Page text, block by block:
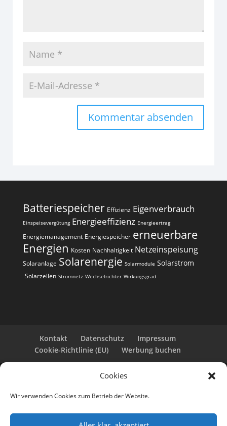
Cookies
Wir verwenden Cookies zum Betrieb der Website.
Batteriespeicher Effizienz Eigenverbrauch
Einspeisevergütung Energieeffizienz Energieertrag
Energiemanagement Energiespeicher erneuerbare
Energien Kosten Nachhaltigkeit Netzeinspeisung
Solaranlage Solarenergie Solarmodule Solarstrom
Solarzellen Stromnetz Wechselrichter Wirkungsgrad
Kontakt Datenschutz
Impressum
Cookie-Richtlinie (EU)
Werbung buchen
Copyright 2025-2026 | Web24 Consulting AVO UG |
Webseite mit Infos rund um PV-Anlagen und einem
Anbieterverzeichnis. Wir selbst sind kein Solarteur.
Wenn Sie bei den Werbepartnern ein Angebot